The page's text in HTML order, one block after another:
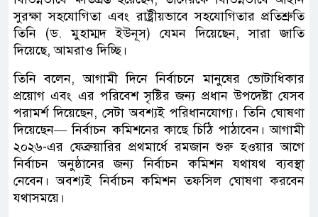
সুরক্ষা সহযোগিতা এবং রাষ্ট্রীয়ভাবে সহযোগিতার প্রতিশ্রুতি
তিনি (ড. মুহাম্মদ ইউনূস) যেমন দিয়েছেন, সারা জাতি
দিয়েছে, আমরাও দিচ্ছি।
তিনি বলেন, আগামী দিনে নির্বাচনে মানুষের ভোটাধিকার
প্রয়োগ এবং এর পরিবেশ সৃষ্টির জন্য প্রধান উপদেষ্টা যেসব
পরামর্শ দিয়েছেন, সেটা অবশ্যই পরিধানযোগ্য। তিনি ঘোষণা
দিয়েছেন— নির্বাচন কমিশনের কাছে চিঠি পাঠাবেন। আগামী
২০২৬-এর ফেব্রুয়ারির প্রথমার্ধে রমজান শুরু হওয়ার আগে
নির্বাচন অনুষ্ঠানের জন্য নির্বাচন কমিশন যথাযথ ব্যবস্থা
নেবেন। অবশ্যই নির্বাচন কমিশন তফসিল ঘোষণা করবেন
যথাসময়ে।